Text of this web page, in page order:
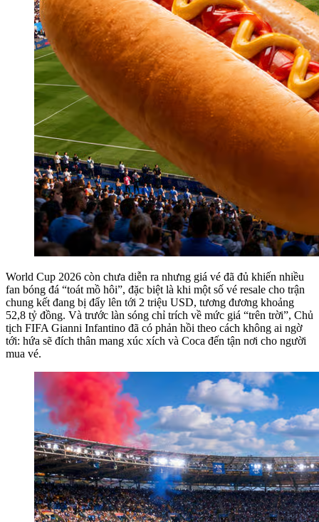
World Cup 2026 còn chưa diễn ra nhưng giá vé đã đủ khiến nhiều
fan bóng đá “toát mồ hôi”, đặc biệt là khi một số vé resale cho trận
chung kết đang bị đẩy lên tới 2 triệu USD, tương đương khoảng
52,8 tỷ đồng. Và trước làn sóng chỉ trích về mức giá “trên trời”, Chủ
tịch FIFA Gianni Infantino đã có phản hồi theo cách không ai ngờ
tới: hứa sẽ đích thân mang xúc xích và Coca đến tận nơi cho người
mua vé.